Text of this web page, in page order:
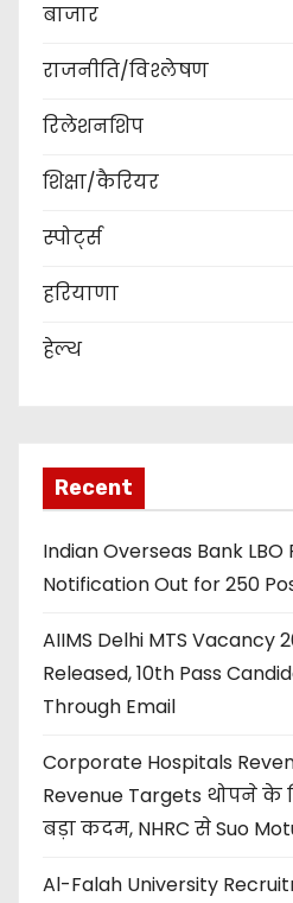
बाजार
राजनीति/विश्लेषण
रिलेशनशिप
शिक्षा/कैरियर
स्पोर्ट्स
हरियाणा
हेल्थ
Recent
Indian Overseas Bank
Notification Out for 250
AIIMS Delhi MTS Vacancy
Released, 10th Pass
Through Email
Corporate Hospitals
Revenue Targets थोपने के
बड़ा कदम, NHRC से Suo
Al-Falah University